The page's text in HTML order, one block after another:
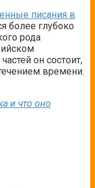
писания в
более глубоко
рода
он состоит,
времени.
и что оно